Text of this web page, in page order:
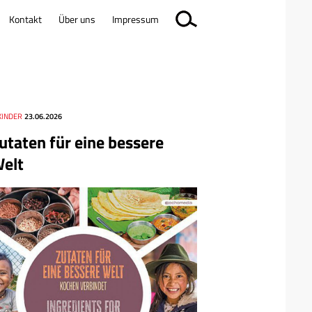
für eine bessere
23.06.2026
Kontakt Über uns Impressum